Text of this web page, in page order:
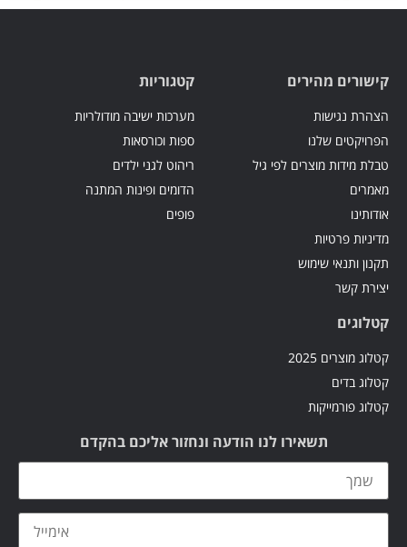
קישורים מהירים
הצהרת נגישות
הפרויקטים שלנו
טבלת מידות מוצרים לפי גיל
מאמרים
אודותינו
מדיניות פרטיות
תקנון ותנאי שימוש
יצירת קשר
קטגוריות
מערכות ישיבה מודולריות
ספות וכורסאות
ריהוט לגני ילדים
הדומים ופינות המתנה
פופים
קטלוגים
קטלוג מוצרים 2025
קטלוג בדים
קטלוג פורמייקות
תשאירו לנו הודעה ונחזור אליכם בהקדם